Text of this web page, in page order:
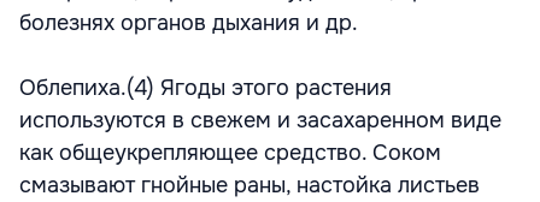
болезнях органов дыхания и др.
Облепиха.(4) Ягоды этого растения
используются в свежем и засахаренном виде
как общеукрепляющее средство. Соком
смазывают гнойные раны, настойка листьев